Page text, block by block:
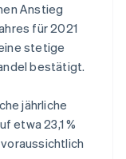
Anstieg
für 2021
stetige
bestätigt.
jährliche
etwa 23,1 %